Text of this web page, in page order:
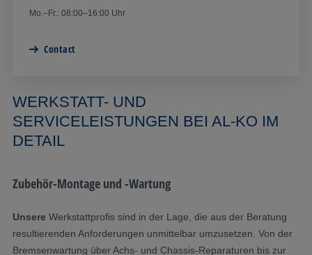
Mo.–Fr.: 08:00–16:00 Uhr
Contact
WERKSTATT- UND
SERVICELEISTUNGEN BEI AL-KO IM
DETAIL
Zubehör-Montage und -Wartung
Unsere Werkstattprofis sind in der Lage, die aus der Beratung
resultierenden Anforderungen unmittelbar umzusetzen. Von der
Bremsenwartung über Achs- und Chassis-Reparaturen bis zur